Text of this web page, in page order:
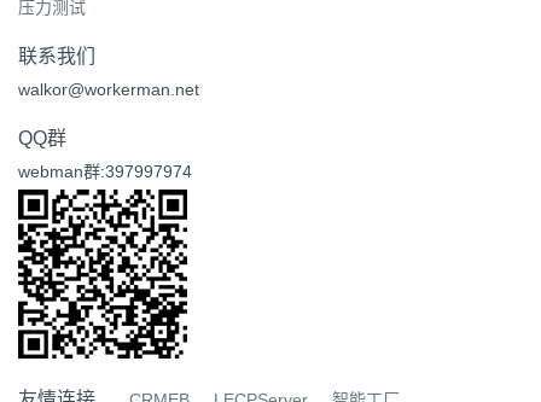
压力测试
联系我们
walkor@workerman.net
QQ群
webman群:397997974